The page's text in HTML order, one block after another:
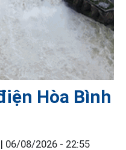
Hòa Bình
06/08/2026 - 22:55